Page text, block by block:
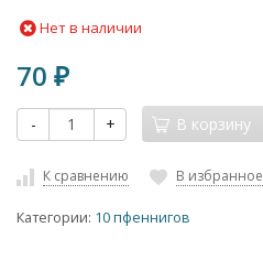
Нет в наличии
70 ₽
- + В корзину
К сравнению В избранное
Категории: 10 пфеннигов